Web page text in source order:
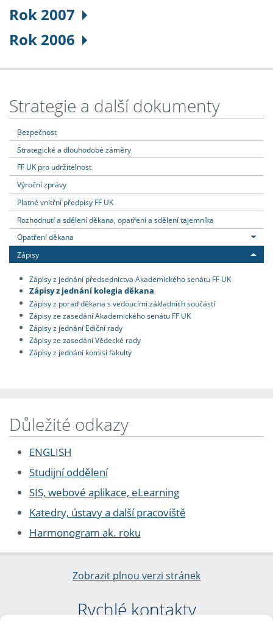
Rok 2007
Rok 2006
Strategie a další dokumenty
Bezpečnost
Strategické a dlouhodobé záměry
FF UK pro udržitelnost
Výroční zprávy
Platné vnitřní předpisy FF UK
Rozhodnutí a sdělení děkana, opatření a sdělení tajemníka
Opatření děkana
Zápisy
Zápisy z jednání předsednictva Akademického senátu FF UK
Zápisy z jednání kolegia děkana
Zápisy z porad děkana s vedoucími základních součástí
Zápisy ze zasedání Akademického senátu FF UK
Zápisy z jednání Ediční rady
Zápisy ze zasedání Vědecké rady
Zápisy z jednání komisí fakulty
Důležité odkazy
ENGLISH
Studijní oddělení
SIS, webové aplikace, eLearning
Katedry, ústavy a další pracoviště
Harmonogram ak. roku
Zobrazit plnou verzi stránek
Rychlé kontakty